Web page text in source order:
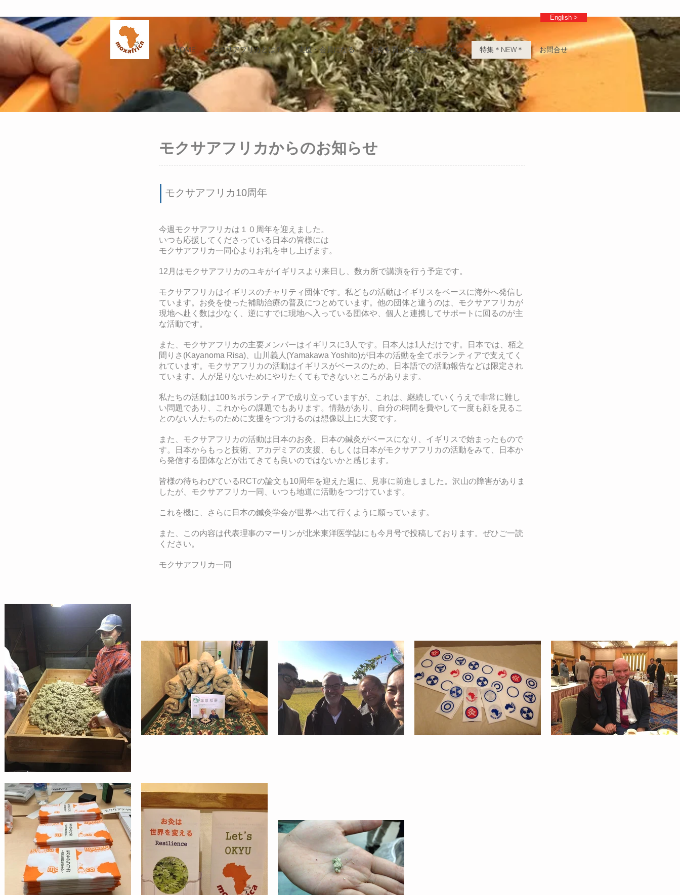
English >
HOME モクサアフリカとは？ 支援・会員になる お灸を買って支援 ブログ 特集＊NEW＊ お問合せ
モクサアフリカからのお知らせ
モクサアフリカ10周年
今週モクサアフリカは１０周年を迎えました。
いつも応援してくださっている日本の皆様には
モクサアフリカ一同心よりお礼を申し上げます。
12月はモクサアフリカのユキがイギリスより来日し、数カ所で講演を行う予定です。
モクサアフリカはイギリスのチャリティ団体です。私どもの活動はイギリスをベースに海外へ発信し
ています。お灸を使った補助治療の普及につとめています。他の団体と違うのは、モクサアフリカが
現地へ赴く数は少なく、逆にすでに現地へ入っている団体や、個人と連携してサポートに回るのが主
な活動です。
また、モクサアフリカの主要メンバーはイギリスに3人です。日本人は1人だけです。
日本では、栢之
間りさ(Kayanoma Risa)、山川義人(Yamakawa Yoshito)が日本の活動を全てボランティアで支えてく
れています。 モクサアフリカの活動はイギリスがベースのため、日本語での活動報告などは限定され
ています。
人が足りないためにやりたくてもできないところがあります。
私たちの活動は100％ボランティアで成り立っていますが、これは、継続していくうえで非常に難し
い問題であり、これからの課題でもあります。情熱があり、自分の時間を費やして一度も顔を見るこ
とのない人たちのために支援をつづけるのは想像以上に大変です。
また、モクサアフリカの活動は日本のお灸、日本の鍼灸がベースになり、イギリスで始まったもので
す。日本からもっと技術、アカデミアの支援、もしくは日本がモクサアフリカの活動をみて、日本か
ら発信する団体などが出てきても良いのではないかと感じます。
皆様の待ちわびているRCTの論文も10周年を迎えた週に、見事に前進しました。沢山の障害がありま
したが、モクサアフリカ一同、いつも地道に活動をつづけています。
これを機に、さらに日本の鍼灸学会が世界へ出て行くように願っています。
また、この内容は代表理事のマーリンが北米東洋医学誌にも今月号で投稿しております。ぜひご一読
ください。
モクサアフリカ一同​